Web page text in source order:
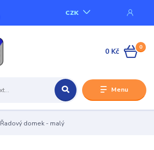
Menu
CZK
0
0 Kč
Řadový domek - malý